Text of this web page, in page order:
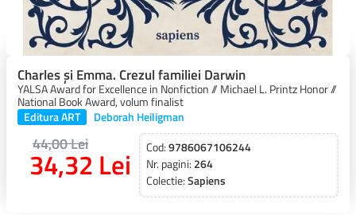
Charles și Emma. Crezul familiei Darwin
YALSA Award for Excellence in Nonfiction // Michael L. Printz Honor //
National Book Award, volum finalist
Editura ART
Deborah Heiligman
34,32 Lei
44,00 Lei Cod:9786067106244
Nr. pagini: 264
Colectie:Sapiens